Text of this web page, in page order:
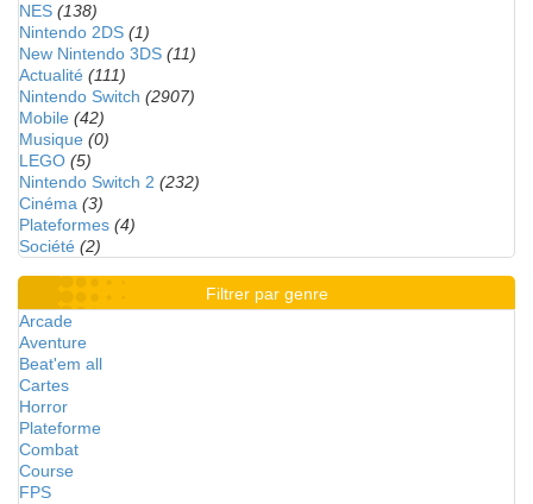
NES (138)
Nintendo 2DS (1)
New Nintendo 3DS (11)
Actualité (111)
Nintendo Switch (2907)
Mobile (42)
Musique (0)
LEGO (5)
Nintendo Switch 2 (232)
Cinéma (3)
Plateformes (4)
Société (2)
Filtrer par genre
Arcade
Aventure
Beat'em all
Cartes
Horror
Plateforme
Combat
Course
FPS